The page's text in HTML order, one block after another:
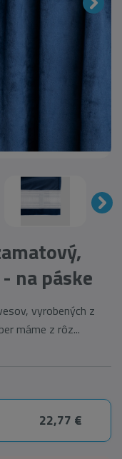
na páske
vyrobených z
máme z rôz...
22,77 €